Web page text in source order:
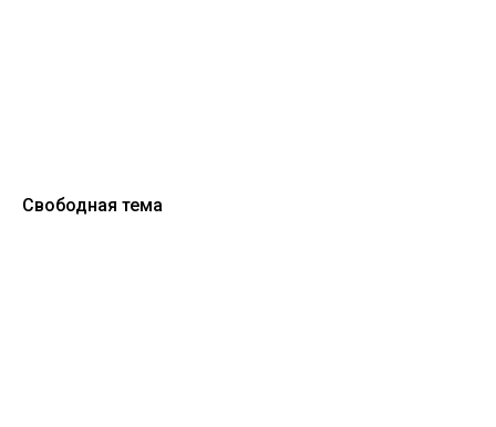
Свободная тема